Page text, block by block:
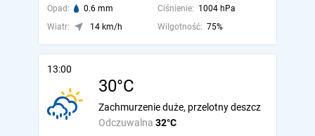
Opad: 0.6 mm Ciśnienie: 1004 hPa
Wiatr:
14 km/h Wilgotność: 75%
13:00
30°C
Odczuwalna 32°C
Zachmurzenie duże, przelotny deszcz